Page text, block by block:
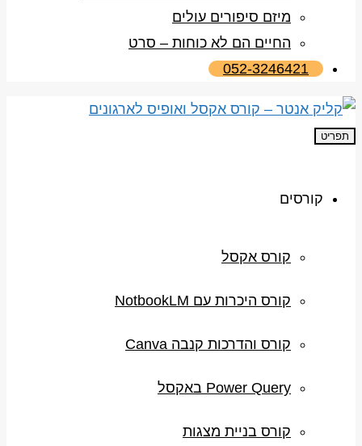
מיזם סיפורים עולים
החיים הם לא כוחות – סרט
052-3246421
תפריט
קורסים
קורס אקסל
קורס היכרות עם NotbookLM
קורס והדרכות קנבה Canva
Power Query באקסל
קורס בניית מצגות